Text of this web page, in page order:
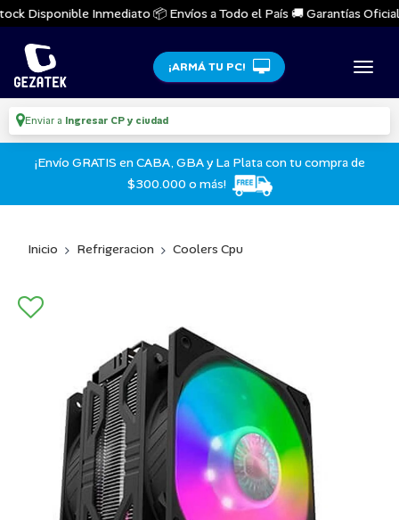
Disponible Inmediato 📦 Envíos a Todo el País 🚚 Garantías
¡ARMÁ TU PC!
Enviar a Ingresar CP y ciudad
¡Envío GRATIS en CABA, GBA y La Plata con tu compra de
$300.000 o más!
Inicio Refrigeracion Coolers Cpu